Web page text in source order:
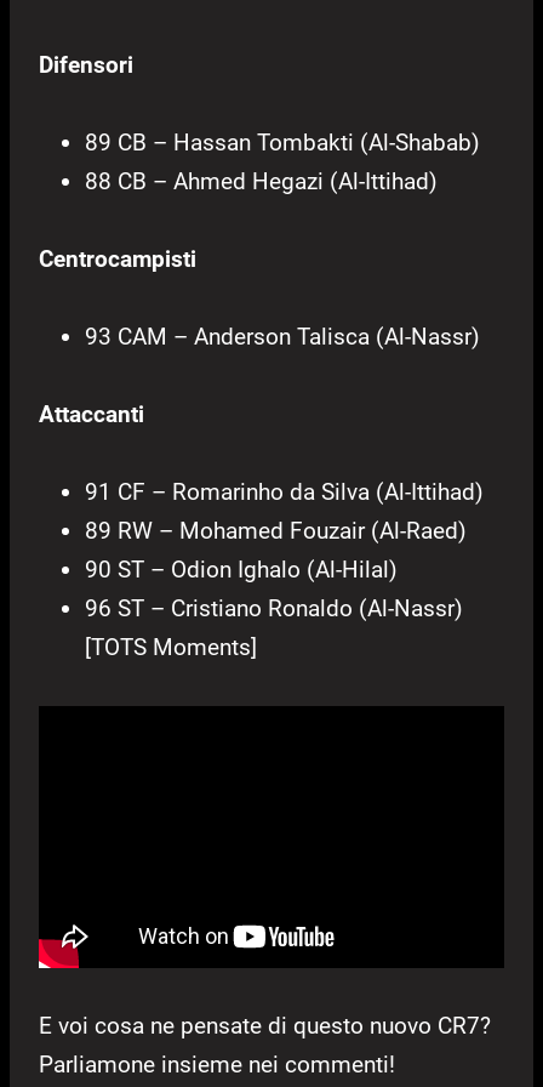
Difensori
89 CB – Hassan Tombakti (Al-Shabab)
88 CB – Ahmed Hegazi (Al-Ittihad)
Centrocampisti
93 CAM – Anderson Talisca (Al-Nassr)
Attaccanti
91 CF – Romarinho da Silva (Al-Ittihad)
89 RW – Mohamed Fouzair (Al-Raed)
90 ST – Odion Ighalo (Al-Hilal)
96 ST – Cristiano Ronaldo (Al-Nassr)
[TOTS Moments]
E voi cosa ne pensate di questo nuovo CR7?
Parliamone insieme nei commenti!